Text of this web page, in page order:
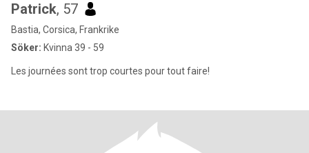
Patrick, 57
Bastia, Corsica, Frankrike
Söker: Kvinna 39 - 59
Les journées sont trop courtes pour tout faire!